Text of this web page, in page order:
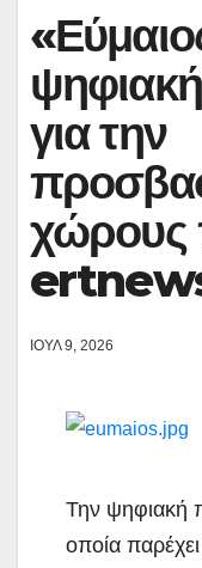
για την
χώρους
ΙΟΎΛ 9, 2026
Την ψηφιακή
οποία